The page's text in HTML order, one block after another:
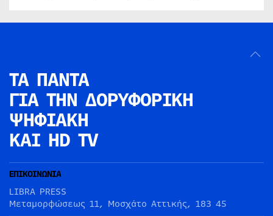
ΤΑ ΠΑΝΤΑ
ΓΙΑ ΤΗΝ ΔΟΡΥΦΟΡΙΚΗ
ΨΗΦΙΑΚΗ
ΚΑΙ HD TV
ΕΠΙΚΟΙΝΩΝΙΑ
LIBRA PRESS
Μεταμορφώσεως 11, Μοσχάτο Αττικής, 183 45